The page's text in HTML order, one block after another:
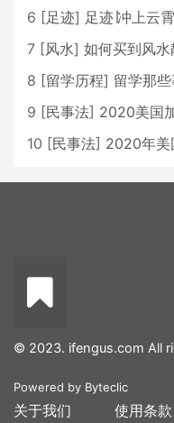
6 [足迹] 足迹∣冲上云
7 [风水] 如何买到风
8 [留学历程] 留学那些事
9 [民事法] 2020美国
10 [民事法] 2020年美
© 2023. ifengus.com All
Powered by Byteclic
关于我们 使用条款